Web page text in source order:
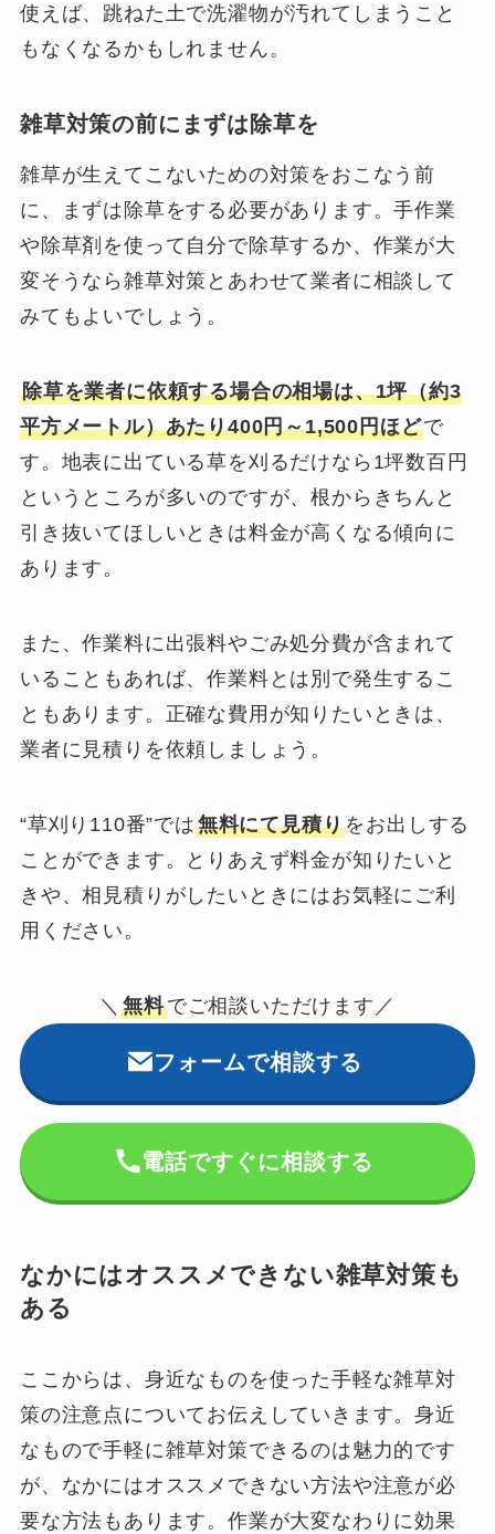
使えば、跳ねた土で洗濯物が汚れてしまうこと
もなくなるかもしれません。
雑草対策の前にまずは除草を
雑草が生えてこないための対策をおこなう前
に、まずは除草をする必要があります。手作業
や除草剤を使って自分で除草するか、作業が大
変そうなら雑草対策とあわせて業者に相談して
みてもよいでしょう。
除草を業者に依頼する場合の相場は、1坪（約3
平方メートル）あたり400円～1,500円ほどで
す。地表に出ている草を刈るだけなら1坪数百円
というところが多いのですが、根からきちんと
引き抜いてほしいときは料金が高くなる傾向に
あります。
また、作業料に出張料やごみ処分費が含まれて
いることもあれば、作業料とは別で発生するこ
ともあります。正確な費用が知りたいときは、
業者に見積りを依頼しましょう。
“草刈り110番”では無料にて見積りをお出しする
ことができます。とりあえず料金が知りたいと
きや、相見積りがしたいときにはお気軽にご利
用ください。
＼無料でご相談いただけます／
フォームで相談する
電話ですぐに相談する
なかにはオススメできない雑草対策も
ある
ここからは、身近なものを使った手軽な雑草対
策の注意点についてお伝えしていきます。身近
なもので手軽に雑草対策できるのは魅力的です
が、なかにはオススメできない方法や注意が必
要な方法もあります。作業が大変なわりに効果